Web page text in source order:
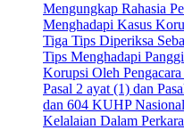
Mengungkap Rahasia
Menghadapi Kasus
Tiga Tips Diperiksa
Tips Menghadapi
Korupsi Oleh
Pasal 2 ayat (1) dan
dan 604 KUHP Nasional
Kelalaian Dalam